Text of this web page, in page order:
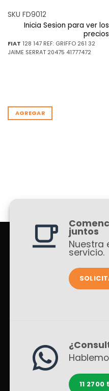
SKU FD9012
Inicia Sesion para ver los
precios
FIAT 128 147 REF: GRIFFO 261 32
JAIME SERRAT 20475 41777472
AGREGAR
juntos
Nuestra
servicio.
11 2700